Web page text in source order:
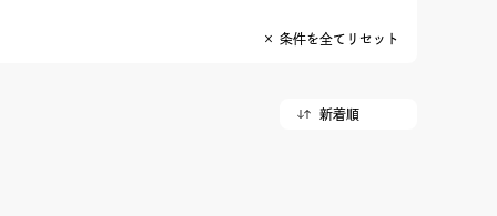
× 条件を全てリセット